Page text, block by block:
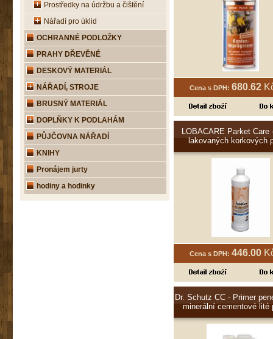
Cena s DPH: 680.62
LOBACARE Parket Care
lakovaných korkových
Cena s DPH: 446.00
Dr. Schutz CC - Primer
minerální cementové lité
Prostředky na údržbu a čištění
Nářadí pro úklid
OCHRANNÉ PODLOŽKY
PRAHY DŘEVĚNÉ
DESKOVÝ MATERIÁL
NÁŘADÍ, STROJE
BRUSNÝ MATERIÁL
DOPLŇKY K PODLAHÁM
PŮJČOVNA NÁŘADÍ
KNIHY
Pronájem jurty
hodiny a hodinky